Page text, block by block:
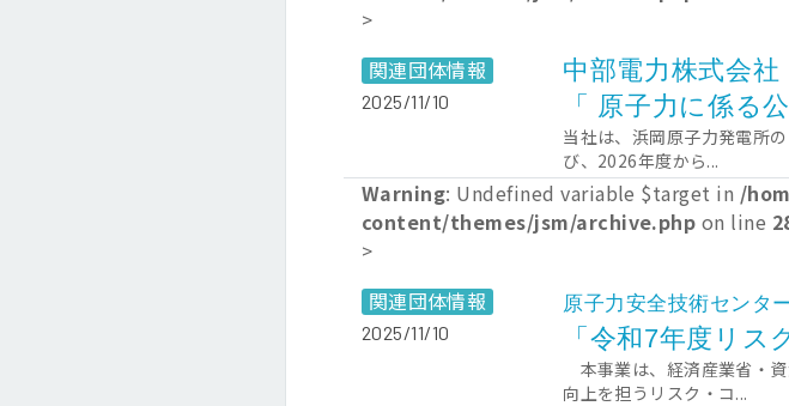
>
関連団体情報
2025/11/10
中部電力株式会社
「 原子力に係る
当社は、浜岡原子力発電所
び、2026年度から...
Warning: Undefined variable $target in /
content/themes/jsm/archive.php on line
>
関連団体情報
2025/11/10
原子力安全技術センタ
「令和7年度リ
本事業は、経済産業省・
向上を担うリスク・コ...